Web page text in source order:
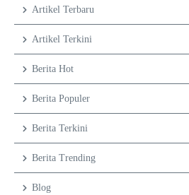
Artikel Terbaru
Artikel Terkini
Berita Hot
Berita Populer
Berita Terkini
Berita Trending
Blog